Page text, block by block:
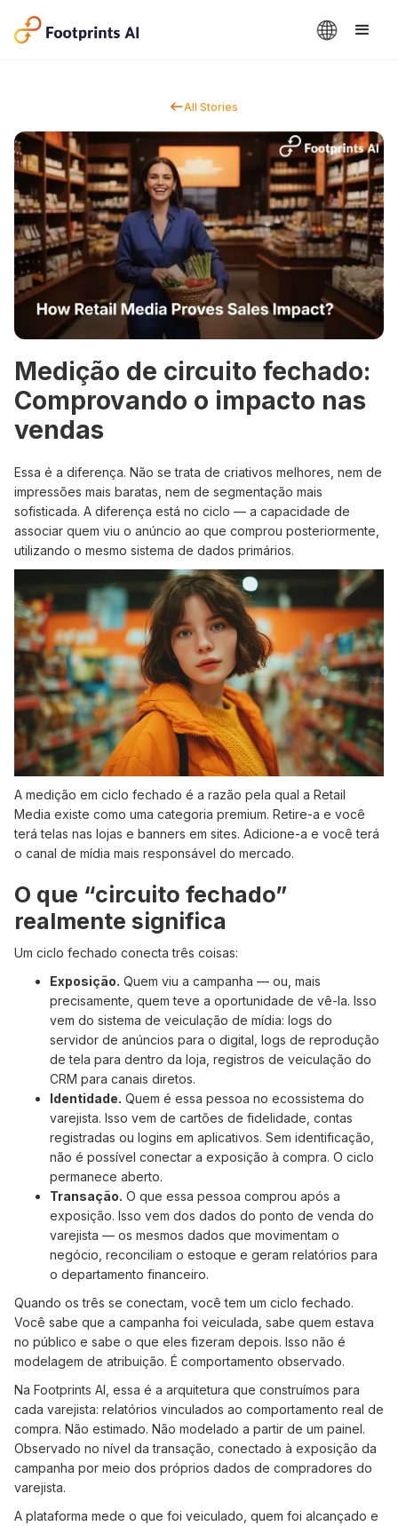
All Stories
Medição de circuito fechado:
Comprovando o impacto nas
vendas
Essa é a diferença. Não se trata de criativos melhores, nem de
impressões mais baratas, nem de segmentação mais
sofisticada. A diferença está no ciclo — a capacidade de
associar quem viu o anúncio ao que comprou posteriormente,
utilizando o mesmo sistema de dados primários.
A medição em ciclo fechado é a razão pela qual a Retail
Media existe como uma categoria premium. Retire-a e você
terá telas nas lojas e banners em sites. Adicione-a e você terá
o canal de mídia mais responsável do mercado.
O que “circuito fechado”
realmente significa
Um ciclo fechado conecta três coisas:
Exposição. Quem viu a campanha — ou, mais
precisamente, quem teve a oportunidade de vê-la. Isso
vem do sistema de veiculação de mídia: logs do
servidor de anúncios para o digital, logs de reprodução
de tela para dentro da loja, registros de veiculação do
CRM para canais diretos.
Identidade. Quem é essa pessoa no ecossistema do
varejista. Isso vem de cartões de fidelidade, contas
registradas ou logins em aplicativos. Sem identificação,
não é possível conectar a exposição à compra. O ciclo
permanece aberto.
Transação. O que essa pessoa comprou após a
exposição. Isso vem dos dados do ponto de venda do
varejista — os mesmos dados que movimentam o
negócio, reconciliam o estoque e geram relatórios para
o departamento financeiro.
Quando os três se conectam, você tem um ciclo fechado.
Você sabe que a campanha foi veiculada, sabe quem estava
no público e sabe o que eles fizeram depois. Isso não é
modelagem de atribuição. É comportamento observado.
Na Footprints AI, essa é a arquitetura que construímos para
cada varejista: relatórios vinculados ao comportamento real de
compra. Não estimado. Não modelado a partir de um painel.
Observado no nível da transação, conectado à exposição da
campanha por meio dos próprios dados de compradores do
varejista.
A plataforma mede o que foi veiculado, quem foi alcançado e